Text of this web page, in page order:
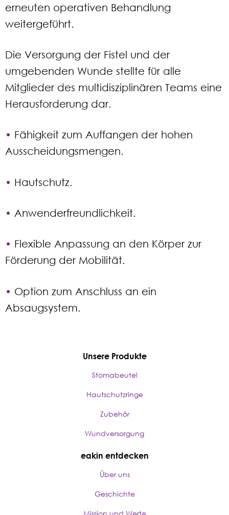
erneuten operativen Behandlung
weitergeführt.
Die Versorgung der Fistel und der
umgebenden Wunde stellte für alle
Mitglieder des multidisziplinären Teams eine
Herausforderung dar.
• Fähigkeit zum Auffangen der hohen
Ausscheidungsmengen.
• Hautschutz.
• Anwenderfreundlichkeit.
• Flexible Anpassung an den Körper zur
Förderung der Mobilität.
• Option zum Anschluss an ein
Absaugsystem.
Unsere Produkte
Stomabeutel
Hautschutzringe
Zubehör
Wundversorgung
eakin entdecken
Über uns
Geschichte
Mission und Werte